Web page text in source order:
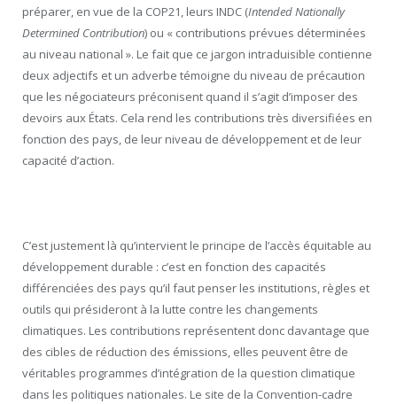
préparer, en vue de la COP21, leurs INDC (Intended Nationally
Determined Contribution) ou « contributions prévues déterminées
au niveau national ». Le fait que ce jargon intraduisible contienne
deux adjectifs et un adverbe témoigne du niveau de précaution
que les négociateurs préconisent quand il s’agit d’imposer des
devoirs aux États. Cela rend les contributions très diversifiées en
fonction des pays, de leur niveau de développement et de leur
capacité d’action.
C’est justement là qu’intervient le principe de l’accès équitable au
développement durable : c’est en fonction des capacités
différenciées des pays qu’il faut penser les institutions, règles et
outils qui présideront à la lutte contre les changements
climatiques. Les contributions représentent donc davantage que
des cibles de réduction des émissions, elles peuvent être de
véritables programmes d’intégration de la question climatique
dans les politiques nationales. Le site de la Convention-cadre